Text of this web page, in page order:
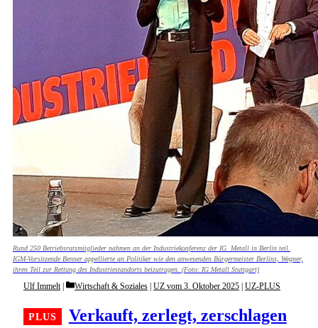
Rund 250 Betriebsratsmitglieder nahmen an der Industriekonferenz der IG Metall in Berlin teil.
IGM-Vorsitzende Benner appellierte an Politiker wie den anwesenden Bürgermeister Berlins, Wegner,
ihren Teil zur Rettung des Industriestandorts beizutragen. (Foto: IG Metall Stuttgart)
Verkauft, zerlegt, zerschlagen
Ulf Immelt Categories
Wirtschaft & Soziales | UZ vom 3. Oktober 2025 | UZ-PLUS